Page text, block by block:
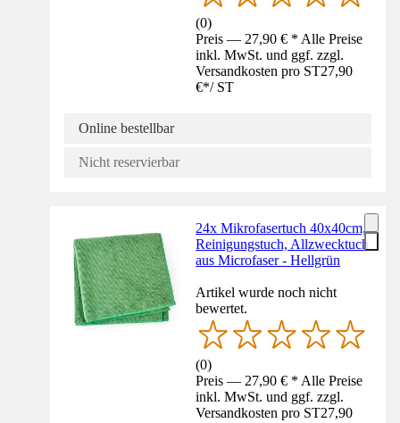
(0)
Preis — 27,90 € * Alle Preise
inkl. MwSt. und ggf. zzgl.
Versandkosten pro ST27,90
€*/ ST
Online bestellbar
Nicht reservierbar
24x Mikrofasertuch 40x40cm,
Reinigungstuch, Allzwecktuch
aus Microfaser - Hellgrün
Artikel wurde noch nicht
bewertet.
(0)
Preis — 27,90 € * Alle Preise
inkl. MwSt. und ggf. zzgl.
Versandkosten pro ST27,90